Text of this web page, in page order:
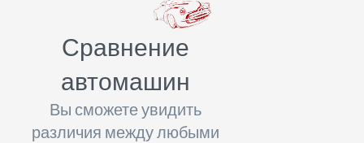
Сравнение
автомашин
Вы сможете увидить
различия между любыми